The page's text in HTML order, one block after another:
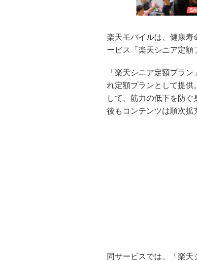
楽天モバイルは、健康寿
ービス「楽天シニア定額
「楽天シニア定額プラ
れ定額プランとして提供
して、筋力の低下を防
後もコンテンツは順次拡
同サービスでは、「楽